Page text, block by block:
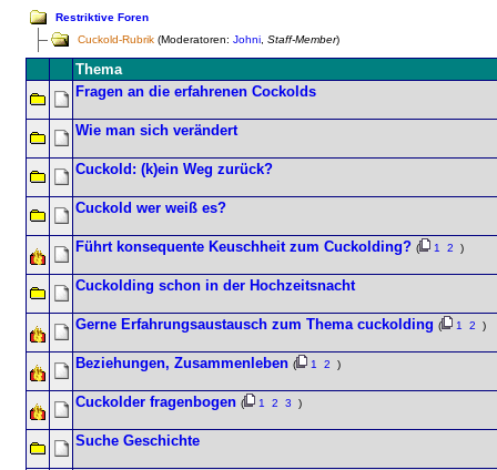
Restriktive Foren
Cuckold-Rubrik (Moderatoren: Johni Staff-Member)
Thema
Fragen an die erfahrenen Cockolds
Wie man sich verändert
Cuckold: (k)ein Weg zurück?
Cuckold wer weiß es?
Führt konsequente Keuschheit zum Cuckolding? ( 1 2 )
Cuckolding schon in der Hochzeitsnacht
Gerne Erfahrungsaustausch zum Thema cuckolding ( 1 2 )
Beziehungen, Zusammenleben ( 1 2 )
Cuckolder fragenbogen ( 1 2 3 )
Suche Geschichte